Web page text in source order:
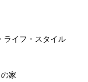
ライフ・スタイル
家